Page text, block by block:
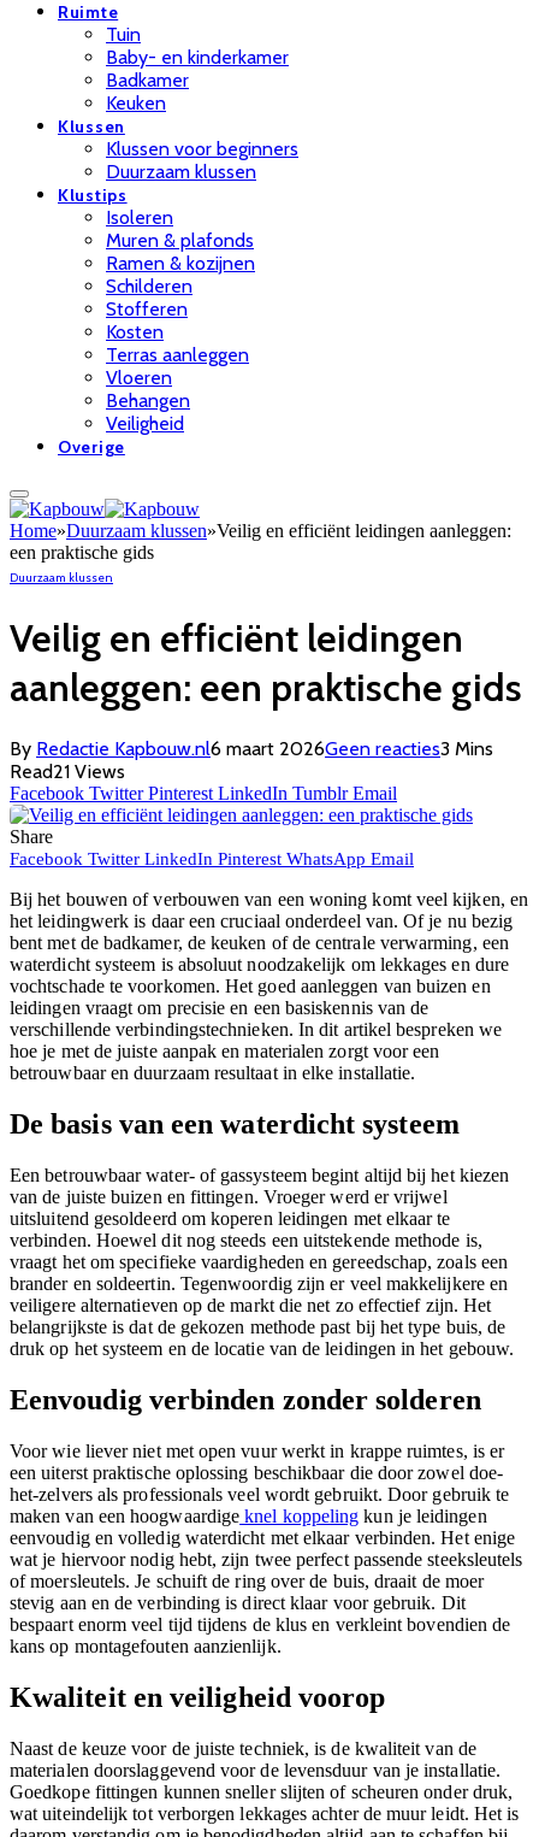
Ruimte
Tuin
Baby- en kinderkamer
Badkamer
Keuken
Klussen
Klussen voor beginners
Duurzaam klussen
Klustips
Isoleren
Muren & plafonds
Ramen & kozijnen
Schilderen
Stofferen
Kosten
Terras aanleggen
Vloeren
Behangen
Veiligheid
Overige
Home»Duurzaam klussen»Veilig en efficiënt leidingen aanleggen:
een praktische gids
Duurzaam klussen
Veilig en efficiënt leidingen
aanleggen: een praktische gids
By Redactie Kapbouw.nl6 maart 2026Geen reacties3 Mins
Read21 Views
Facebook Twitter Pinterest LinkedIn Tumblr Email
Share
Facebook Twitter LinkedIn Pinterest WhatsApp Email
Bij het bouwen of verbouwen van een woning komt veel kijken, en
het leidingwerk is daar een cruciaal onderdeel van. Of je nu bezig
bent met de badkamer, de keuken of de centrale verwarming, een
waterdicht systeem is absoluut noodzakelijk om lekkages en dure
vochtschade te voorkomen. Het goed aanleggen van buizen en
leidingen vraagt om precisie en een basiskennis van de
verschillende verbindingstechnieken. In dit artikel bespreken we
hoe je met de juiste aanpak en materialen zorgt voor een
betrouwbaar en duurzaam resultaat in elke installatie.
De basis van een waterdicht systeem
Een betrouwbaar water- of gassysteem begint altijd bij het kiezen
van de juiste buizen en fittingen. Vroeger werd er vrijwel
uitsluitend gesoldeerd om koperen leidingen met elkaar te
verbinden. Hoewel dit nog steeds een uitstekende methode is,
vraagt het om specifieke vaardigheden en gereedschap, zoals een
brander en soldeertin. Tegenwoordig zijn er veel makkelijkere en
veiligere alternatieven op de markt die net zo effectief zijn. Het
belangrijkste is dat de gekozen methode past bij het type buis, de
druk op het systeem en de locatie van de leidingen in het gebouw.
Eenvoudig verbinden zonder solderen
Voor wie liever niet met open vuur werkt in krappe ruimtes, is er
een uiterst praktische oplossing beschikbaar die door zowel doe-
het-zelvers als professionals veel wordt gebruikt. Door gebruik te
maken van een hoogwaardige knel koppeling kun je leidingen
eenvoudig en volledig waterdicht met elkaar verbinden. Het enige
wat je hiervoor nodig hebt, zijn twee perfect passende steeksleutels
of moersleutels. Je schuift de ring over de buis, draait de moer
stevig aan en de verbinding is direct klaar voor gebruik. Dit
bespaart enorm veel tijd tijdens de klus en verkleint bovendien de
kans op montagefouten aanzienlijk.
Kwaliteit en veiligheid voorop
Naast de keuze voor de juiste techniek, is de kwaliteit van de
materialen doorslaggevend voor de levensduur van je installatie.
Goedkope fittingen kunnen sneller slijten of scheuren onder druk,
wat uiteindelijk tot verborgen lekkages achter de muur leidt. Het is